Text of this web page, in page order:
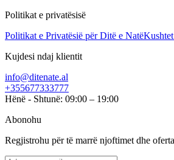
Politikat e privatësisë
Politikat e Privatësië për Ditë e Natë
Kujdesi ndaj klientit
info@ditenate.al
+355677333777
Hënë - Shtunë: 09:00 – 19:00
Abonohu
Regjistrohu për të marrë njoftimet dhe